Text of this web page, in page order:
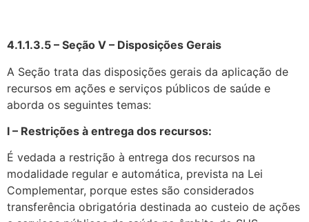
4.1.1.3.5 – Seção V – Disposições Gerais
A Seção trata das disposições gerais da aplicação de
recursos em ações e serviços públicos de saúde e
aborda os seguintes temas:
I – Restrições à entrega dos recursos:
É vedada a restrição à entrega dos recursos na
modalidade regular e automática, prevista na Lei
Complementar, porque estes são considerados
transferência obrigatória destinada ao custeio de ações